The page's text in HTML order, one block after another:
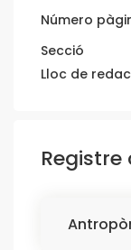
Número
Secció
Lloc de